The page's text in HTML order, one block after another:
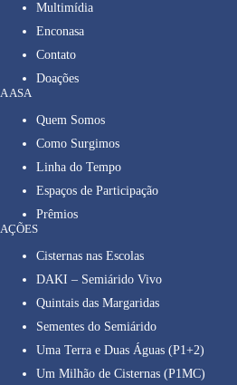
Multimídia
Enconasa
Contato
Doações
A ASA
Quem Somos
Como Surgimos
Linha do Tempo
Espaços de Participação
Prêmios
AÇÕES
Cisternas nas Escolas
DAKI – Semiárido Vivo
Quintais das Margaridas
Sementes do Semiárido
Uma Terra e Duas Águas (P1+2)
Um Milhão de Cisternas (P1MC)